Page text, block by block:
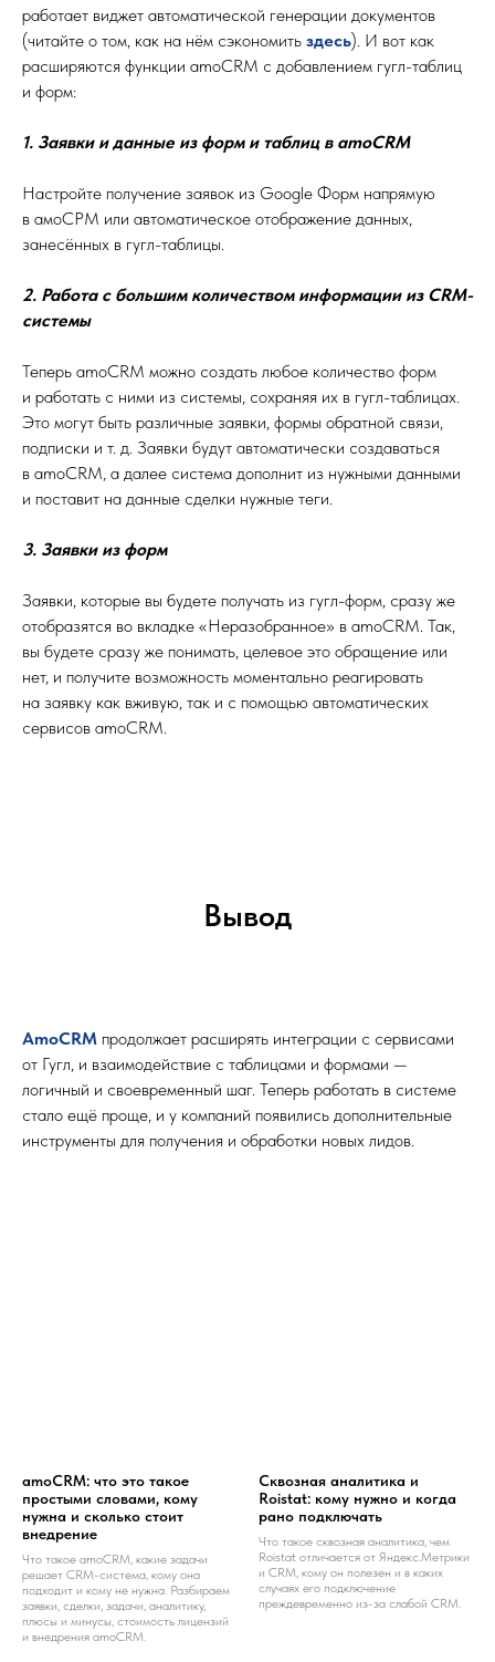
работает виджет автоматической генерации документов
(читайте о том, как на нём сэкономить здесь). И вот как
расширяются функции amoCRM с добавлением гугл-таблиц
и форм:
1. Заявки и данные из форм и таблиц в amoCRM
Настройте получение заявок из Google Форм напрямую
в амоСРМ или автоматическое отображение данных,
занесённых в гугл-таблицы.
2. Работа с большим количеством информации из CRM-
системы
Теперь amoCRM можно создать любое количество форм
и работать с ними из системы, сохраняя их в гугл-таблицах.
Это могут быть различные заявки, формы обратной связи,
подписки и т. д. Заявки будут автоматически создаваться
в amoCRM, а далее система дополнит из нужными данными
и поставит на данные сделки нужные теги.
3. Заявки из форм
Заявки, которые вы будете получать из гугл-форм, сразу же
отобразятся во вкладке «Неразобранное» в amoCRM. Так,
вы будете сразу же понимать, целевое это обращение или
нет, и получите возможность моментально реагировать
на заявку как вживую, так и с помощью автоматических
сервисов amoCRM.
Вывод
AmoCRM продолжает расширять интеграции с сервисами
от Гугл, и взаимодействие с таблицами и формами —
логичный и своевременный шаг. Теперь работать в системе
стало ещё проще, и у компаний появились дополнительные
инструменты для получения и обработки новых лидов.
amoCRM: что это такое
простыми словами, кому
нужна и сколько стоит
внедрение
Что такое amoCRM, какие задачи
решает CRM-система, кому она
подходит и кому не нужна. Разбираем
заявки, сделки, задачи, аналитику,
плюсы и минусы, стоимость лицензий
и внедрения amoCRM.
Сквозная аналитика и
Roistat: кому нужно и когда
рано подключать
Что такое сквозная аналитика, чем
Roistat отличается от Яндекс.Метрики
и CRM, кому он полезен и в каких
случаях его подключение
преждевременно из-за слабой CRM.